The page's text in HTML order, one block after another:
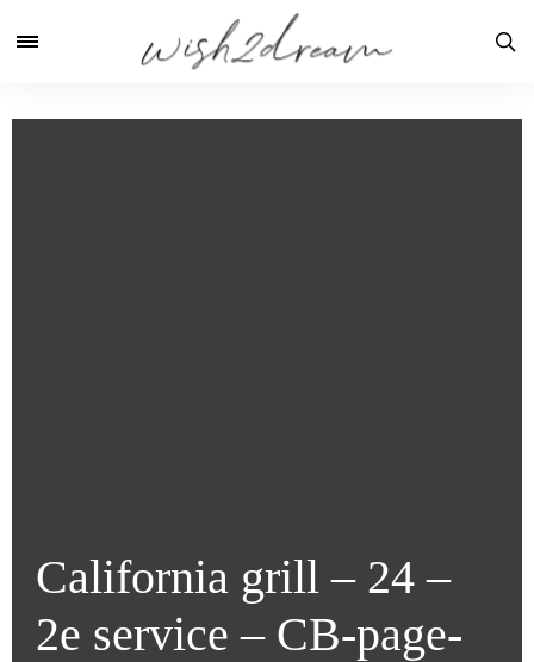
California grill – 24 –
2e service – CB-page-